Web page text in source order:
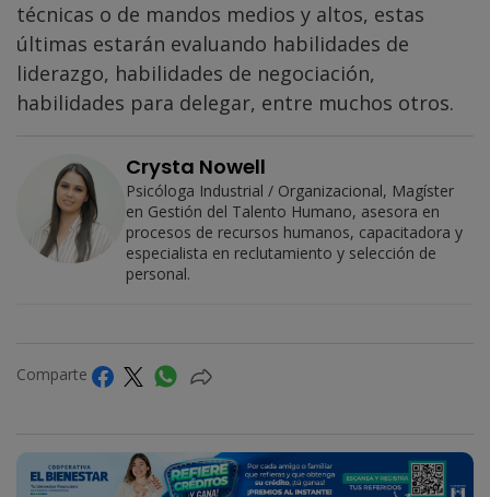
técnicas o de mandos medios y altos, estas
últimas estarán evaluando habilidades de
liderazgo, habilidades de negociación,
habilidades para delegar, entre muchos otros.
Crysta Nowell
Psicóloga Industrial / Organizacional, Magíster
en Gestión del Talento Humano, asesora en
procesos de recursos humanos, capacitadora y
especialista en reclutamiento y selección de
personal.
Comparte